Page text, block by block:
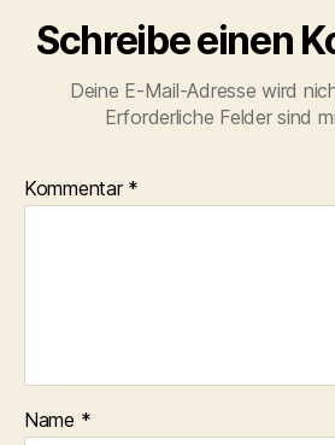
Schreibe einen
Deine E-Mail-Adresse wird
Erforderliche Felder sind
Kommentar *
Name *